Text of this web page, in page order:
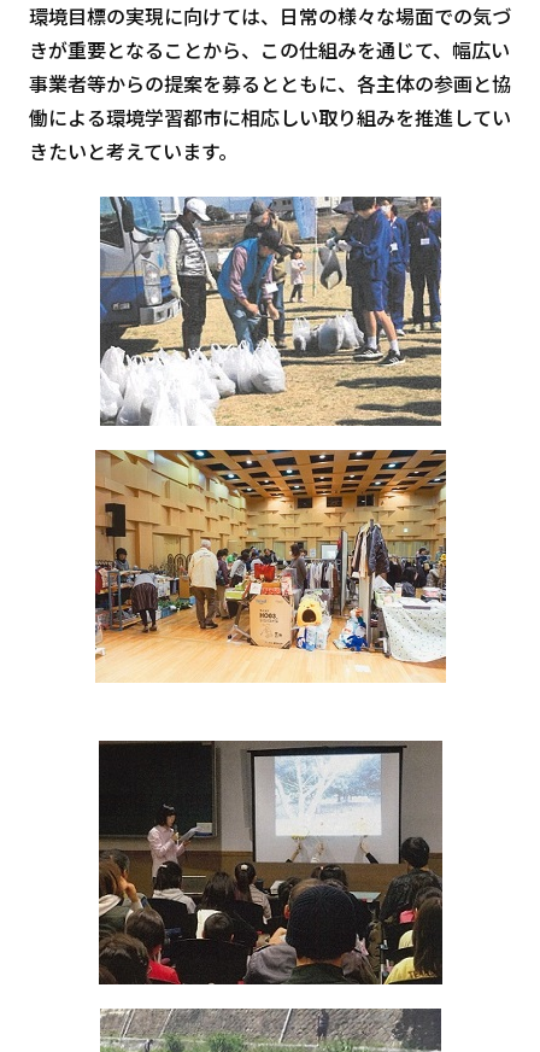
環境目標の実現に向けては、日常の様々な場面での気づ
きが重要となることから、この仕組みを通じて、幅広い
事業者等からの提案を募るとともに、各主体の参画と協
働による環境学習都市に相応しい取り組みを推進してい
きたいと考えています。